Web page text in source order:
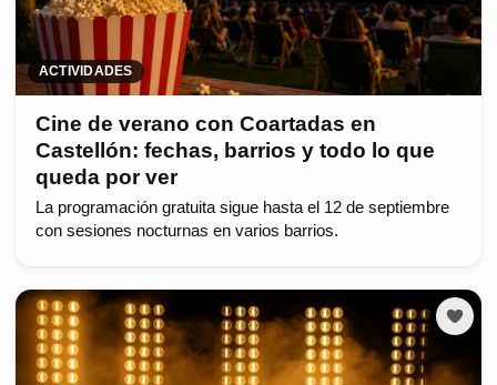
ACTIVIDADES
Cine de verano con Coartadas en
Castellón: fechas, barrios y todo lo que
queda por ver
La programación gratuita sigue hasta el 12 de septiembre
con sesiones nocturnas en varios barrios.